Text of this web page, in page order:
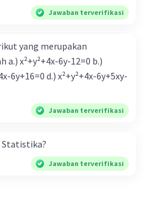
Balas
Jawaban terverifikasi
yang merupakan
6y+16=0 d.) x²+y²+4x-6y+5xy-
Jawaban terverifikasi
Statistika?
Jawaban terverifikasi